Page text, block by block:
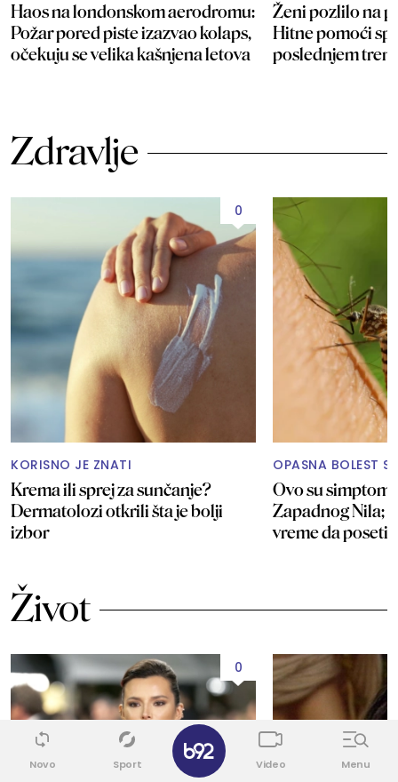
Haos na londonskom aerodromu:
Požar pored piste izazvao kolaps,
očekuju se velika kašnjena letova
Ženi pozlilo na
Hitne pomoći
poslednjem
Zdravlje
0
KORISNO JE ZNATI
Krema ili sprej za sunčanje?
Dermatolozi otkrili šta je bolji
izbor
OPASNA BOLEST
Ovo su
Zapadnog Nila;
vreme da
Život
0
Novo Sport Video Menu
✕